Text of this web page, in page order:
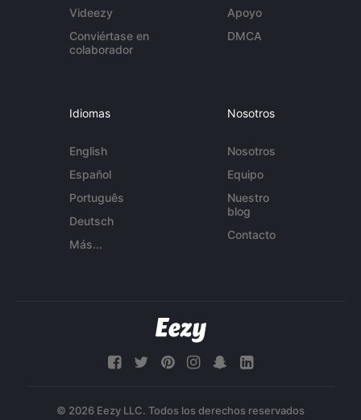
Videezy
Conviértase en
colaborador
Apoyo
DMCA
Idiomas
English
Español
Português
Deutsch
Más...
Nosotros
Nosotros
Equipo
Nuestro
blog
Contacto
© 2026 Eezy LLC. Todos los derechos reservados